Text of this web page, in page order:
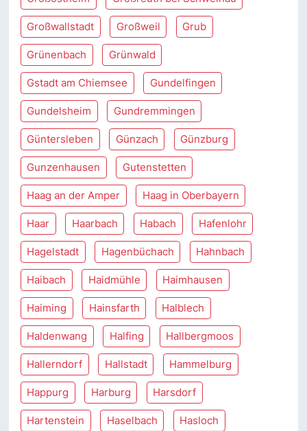
Großwallstadt Großweil Grub
Grünenbach Grünwald
Gstadt am Chiemsee Gundelfingen
Gundelsheim Gundremmingen
Güntersleben Günzach Günzburg
Gunzenhausen Gutenstetten
Haag an der Amper Haag in Oberbayern
Haar Haarbach Habach Hafenlohr
Hagelstadt Hagenbüchach Hahnbach
Haibach Haidmühle Haimhausen
Haiming Hainsfarth Halblech
Haldenwang Halfing Hallbergmoos
Hallerndorf Hallstadt Hammelburg
Happurg Harburg Harsdorf
Hartenstein Haselbach Hasloch